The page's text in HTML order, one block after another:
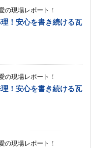
の現場レポート！
！安心を書き続ける瓦
の現場レポート！
！安心を書き続ける瓦
の現場レポート！